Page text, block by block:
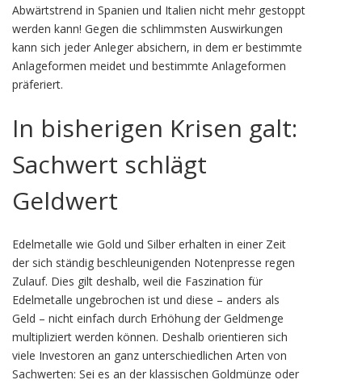
Abwärtstrend in Spanien und Italien nicht mehr gestoppt
werden kann! Gegen die schlimmsten Auswirkungen
kann sich jeder Anleger absichern, in dem er bestimmte
Anlageformen meidet und bestimmte Anlageformen
präferiert.
In bisherigen Krisen galt:
Sachwert schlägt
Geldwert
Edelmetalle wie Gold und Silber erhalten in einer Zeit
der sich ständig beschleunigenden Notenpresse regen
Zulauf. Dies gilt deshalb, weil die Faszination für
Edelmetalle ungebrochen ist und diese – anders als
Geld – nicht einfach durch Erhöhung der Geldmenge
multipliziert werden können. Deshalb orientieren sich
viele Investoren an ganz unterschiedlichen Arten von
Sachwerten: Sei es an der klassischen Goldmünze oder